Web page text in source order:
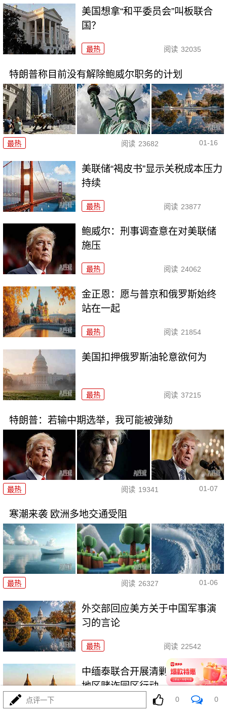
美国想拿“和平委员会”叫板联合
国？
最热 阅读 32035
特朗普称目前没有解除鲍威尔职务的计划
最热 阅读 23682 01-16
美联储“褐皮书”显示关税成本压力
持续
最热 阅读 23877
鲍威尔：刑事调查意在对美联储
施压
最热 阅读 24062
金正恩：愿与普京和俄罗斯始终
站在一起
最热 阅读 21854
美国扣押俄罗斯油轮意欲何为
最热 阅读 37215
特朗普：若输中期选举，我可能被弹劾
最热 阅读 19341 01-07
寒潮来袭 欧洲多地交通受阻
最热 阅读 26327 01-06
外交部回应美方关于中国军事演
习的言论
最热 阅读 22542
中缅泰联合开展清剿缅甸妙瓦底
地区赌诈园区行动
最热
点评一下 0 0